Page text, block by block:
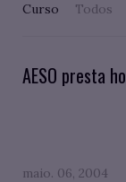
Curso
AESO presta
maio. 06, 2004